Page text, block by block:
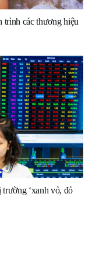
trình các thương hiệu
‘xanh vỏ, đỏ